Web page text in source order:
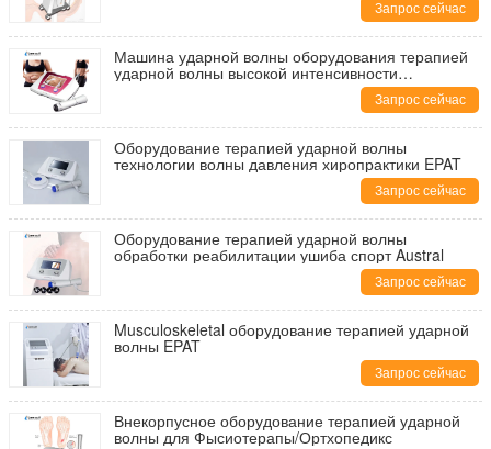
Запрос сейчас
Машина ударной волны оборудования терапией
ударной волны высокой интенсивности
Запрос сейчас
Оборудование терапией ударной волны
технологии волны давления хиропрактики EPAT
Запрос сейчас
Оборудование терапией ударной волны
обработки реабилитации ушиба спорт Austral
Запрос сейчас
Musculoskeletal оборудование терапией ударной
волны EPAT
Запрос сейчас
Внекорпусное оборудование терапией ударной
волны для Фысиотерапы/Ортхопедикс